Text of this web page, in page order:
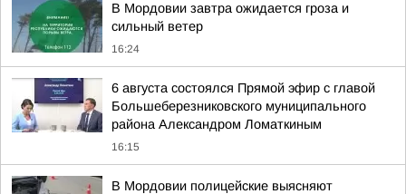
В Мордовии завтра ожидается гроза и
сильный ветер
16:24
6 августа состоялся Прямой эфир с главой
Большеберезниковского муниципального
района Александром Ломаткиным
16:15
В Мордовии полицейские выясняют